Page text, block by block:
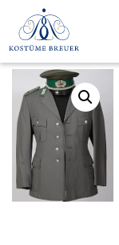
content